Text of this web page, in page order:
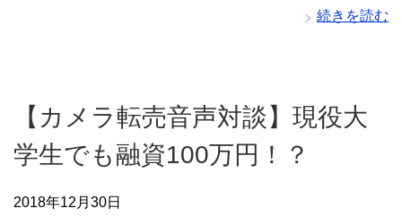
続きを読む
【カメラ転売音声対談】現役大
学生でも融資100万円！？
2018年12月30日